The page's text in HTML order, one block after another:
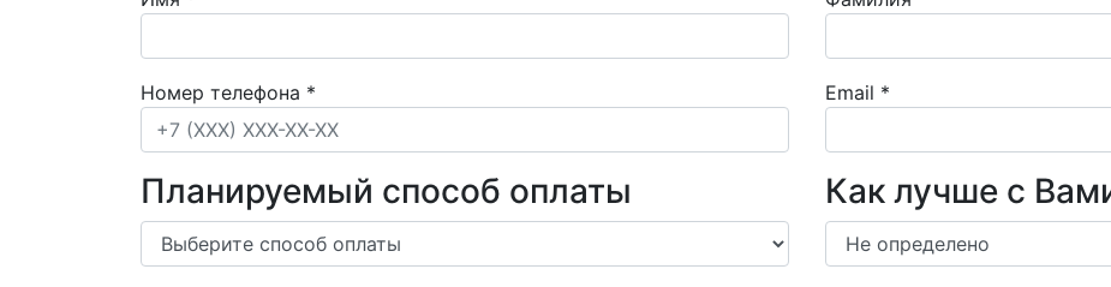
Номер телефона * Email *
Планируемый способ оплаты Как лучше с